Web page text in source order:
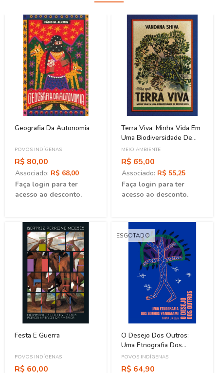
Geografia Da Autonomia
POVOS INDÍGENAS
R$ 80,00
Associado: R$ 68,00
Faça login para ter
acesso ao desconto.
Festa E Guerra
POVOS INDÍGENAS
R$ 60,00
Terra Viva: Minha Vida Em
Uma Biodiversidade De
Movimentos
MEIO AMBIENTE
R$ 65,00
Associado: R$ 55,25
Faça login para ter
acesso ao desconto.
ESGOTADO
O Desejo Dos Outros:
Uma Etnografia Dos
Sonhos Yanomami
POVOS INDÍGENAS
R$ 64,90